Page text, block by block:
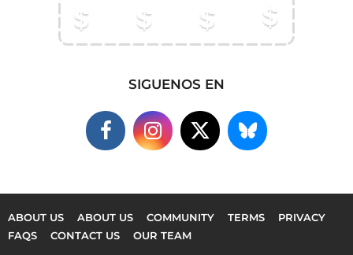
SIGUENOS EN
ABOUT US ABOUT US COMMUNITY TERMS
PRIVACY
FAQS
CONTACT US OUR TEAM